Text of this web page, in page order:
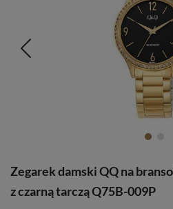
Zegarek damski QQ na
z czarną tarczą Q75B-009P